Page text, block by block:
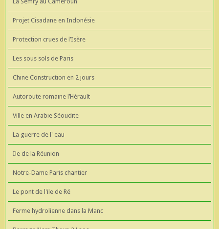
Projet Cisadane en Indonésie
Protection crues de l’Isère
Les sous sols de Paris
Chine Construction en 2 jours
Autoroute romaine l’Hérault
Ville en Arabie Séoudite
La guerre de l' eau
Ile de la Réunion
Notre-Dame Paris chantier
Le pont de l'ile de Ré
Ferme hydrolienne dans la Manc